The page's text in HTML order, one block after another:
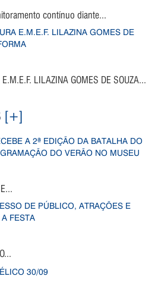
contínuo diante...
E.M.E.F. LILAZINA GOMES DE SOUZA...
[+]